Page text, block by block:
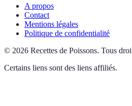
A propos
Contact
Mentions légales
Politique de confidentialité
© 2026 Recettes de Poissons. Tous
Certains liens sont des liens affiliés.